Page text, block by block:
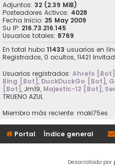
Adjuntos: 32 (2.39 MiB)
Posteadores Activos: 4028
Fecha Inicio: 25 May 2009
Su IP: 216.73.216.145
Usuarios totales: 8769
En total hubo 11433 usuarios en
Registrados, 0 ocultos, 11421
Usuarios registrados: Ahrefs [Bot]
Bing [Bot], DuckDuckGo [Bot],
[Bot], Jm19, Majestic-12 [Bot],
TRUENO AZUL
Miembro más reciente: maki75es
Portal Índice general
Desarrollado por